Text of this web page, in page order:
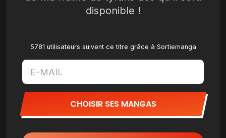
disponible !
5781 utilisateurs suivent ce titre grâce à Sortiemanga
CHOISIR SES MANGAS